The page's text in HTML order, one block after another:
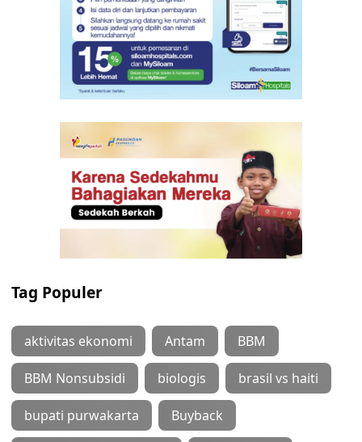
Tag Populer
aktivitas ekonomi Antam BBM
BBM Nonsubsidi biologis brasil vs haiti
bupati purwakarta Buyback